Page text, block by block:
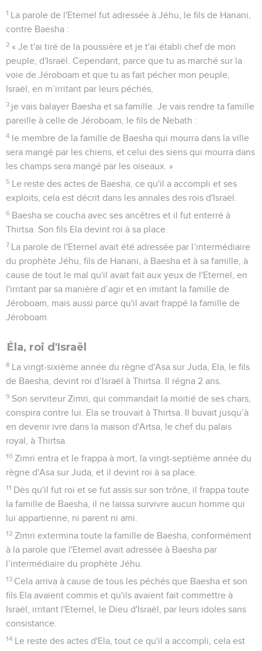
Le prophète Élie annonce une sécheresse
1 Elie le Thishbite, l'un des habitants de Galaad, dit à Achab :
« L'Eternel, le Dieu d'Israël, dont je suis le serviteur est
vivant ! Il n'y aura ces années-ci pas de rosée ni de pluie,
sauf sur ma parole. »
Élie au bord du torrent de Kerith
2 Puis la parole de l'Eternel fut adressée à Elie :
3 « Pars d'ici en direction de l'est et cache-toi près du torrent
de Kerith, qui se trouve en face du Jourdain.
4 Tu boiras de l'eau du torrent et c’est aux corbeaux que j'ai
ordonné de te nourrir là. »
5 Elie partit et se conforma à la parole de l'Eternel : il alla
s’installer près du torrent de Kerith, qui se trouve en face du
Jourdain.
6 Les corbeaux lui apportaient du pain et de la viande matin
et soir, et il buvait de l'eau du torrent.
Élie chez la veuve de Sarepta
7 Mais au bout d'un certain temps, le torrent fut à sec, car il
n'était pas tombé de pluie dans le pays.
8 Alors la parole de l'Eternel lui fut adressée :
« Lève-toi, va à Sarepta, qui appartient au territoire de
Sidon, et installe-toi là. J'y ai ordonné à une femme veuve de
te nourrir. »
Il se leva et partit à Sarepta. En arrivant à l'entrée de la
ville, il y vit une femme veuve en train de ramasser du bois. Il
l'appela et dit : « Je t’en prie, va me chercher un peu d'eau
dans une cruche, afin que je boive. »
Et elle alla en chercher. Il l'appela de nouveau et dit : « Je
t’en prie, apporte-moi un morceau de pain dans ta main. »
Et elle répondit : « L'Eternel, ton Dieu, est vivant ! Je n'ai
rien de cuit, je n'ai qu'une poignée de farine dans un pot et
un peu d'huile dans une cruche. Je suis en train de ramasser
deux morceaux de bois, puis je rentrerai et je préparerai cela
pour mon fils et pour moi. Nous le mangerons, après quoi
nous mourrons. »
13 Elie lui dit : « N’aie pas peur, rentre et fais comme tu l’as